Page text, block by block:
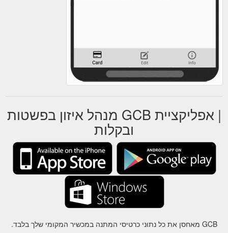
| אפליקציית GCB מנהל איזון בפשטות
ובקלות
GCB מאחסן את כל נתוני כרטיסי המתנה במכשיר המקומי שלך בלבד.